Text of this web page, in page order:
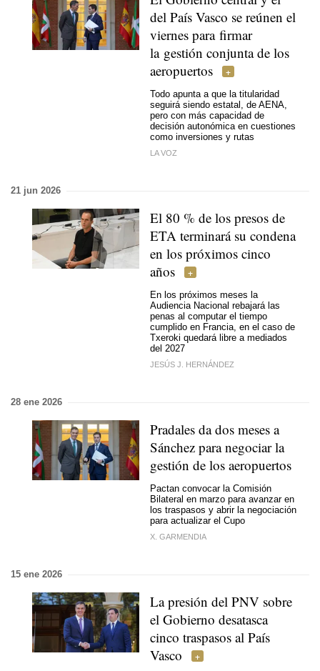
del País Vasco se reúnen el
viernes para firmar
la gestión conjunta de los
aeropuertos
Todo apunta a que la titularidad
seguirá siendo estatal, de AENA,
pero con más capacidad de
decisión autonómica en cuestiones
como inversiones y rutas
LA VOZ
21 jun 2026
El 80 % de los presos de
ETA terminará su condena
en los próximos cinco
años
En los próximos meses la
Audiencia Nacional rebajará las
penas al computar el tiempo
cumplido en Francia, en el caso de
Txeroki quedará libre a mediados
del 2027
JESÚS J. HERNÁNDEZ
28 ene 2026
Pradales da dos meses a
Sánchez para negociar la
gestión de los aeropuertos
Pactan convocar la Comisión
Bilateral en marzo para avanzar en
los traspasos y abrir la negociación
para actualizar el Cupo
X. GARMENDIA
15 ene 2026
La presión del PNV sobre
el Gobierno desatasca
cinco traspasos al País
Vasco